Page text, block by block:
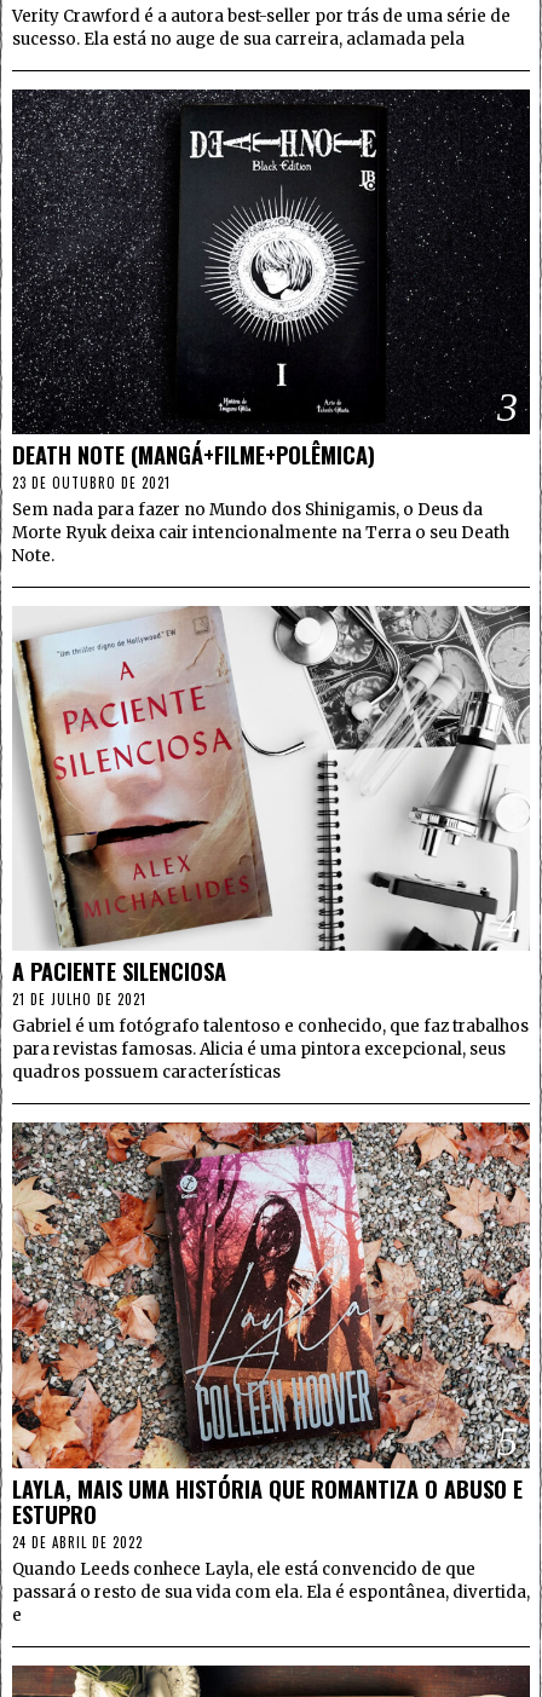
Verity Crawford é a autora best-seller por trás de uma série de
sucesso. Ela está no auge de sua carreira, aclamada pela
3
DEATH NOTE (MANGÁ+FILME+POLÊMICA)
23 DE OUTUBRO DE 2021
Sem nada para fazer no Mundo dos Shinigamis, o Deus da
Morte Ryuk deixa cair intencionalmente na Terra o seu Death
Note.
4
A PACIENTE SILENCIOSA
21 DE JULHO DE 2021
Gabriel é um fotógrafo talentoso e conhecido, que faz trabalhos
para revistas famosas. Alicia é uma pintora excepcional, seus
quadros possuem características
5
LAYLA, MAIS UMA HISTÓRIA QUE ROMANTIZA O ABUSO E
ESTUPRO
24 DE ABRIL DE 2022
Quando Leeds conhece Layla, ele está convencido de que
passará o resto de sua vida com ela. Ela é espontânea, divertida,
e